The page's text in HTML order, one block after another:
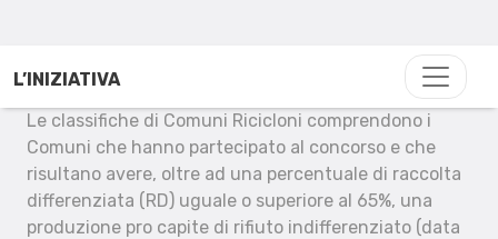
L’INIZIATIVA
Le classifiche di Comuni Ricicloni comprendono i
Comuni che hanno partecipato al concorso e che
risultano avere, oltre ad una percentuale di raccolta
differenziata (RD) uguale o superiore al 65%, una
produzione pro capite di rifiuto indifferenziato (data